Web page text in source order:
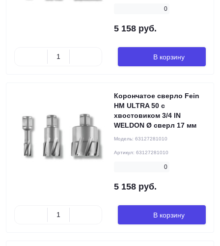
0
5 158 руб.
В корзину
Корончатое сверло Fein
HM ULTRA 50 с
хвостовиком 3/4 IN
WELDON Ø сверл 17 мм
Модель: 63127281010
Артикул: 63127281010
0
5 158 руб.
В корзину